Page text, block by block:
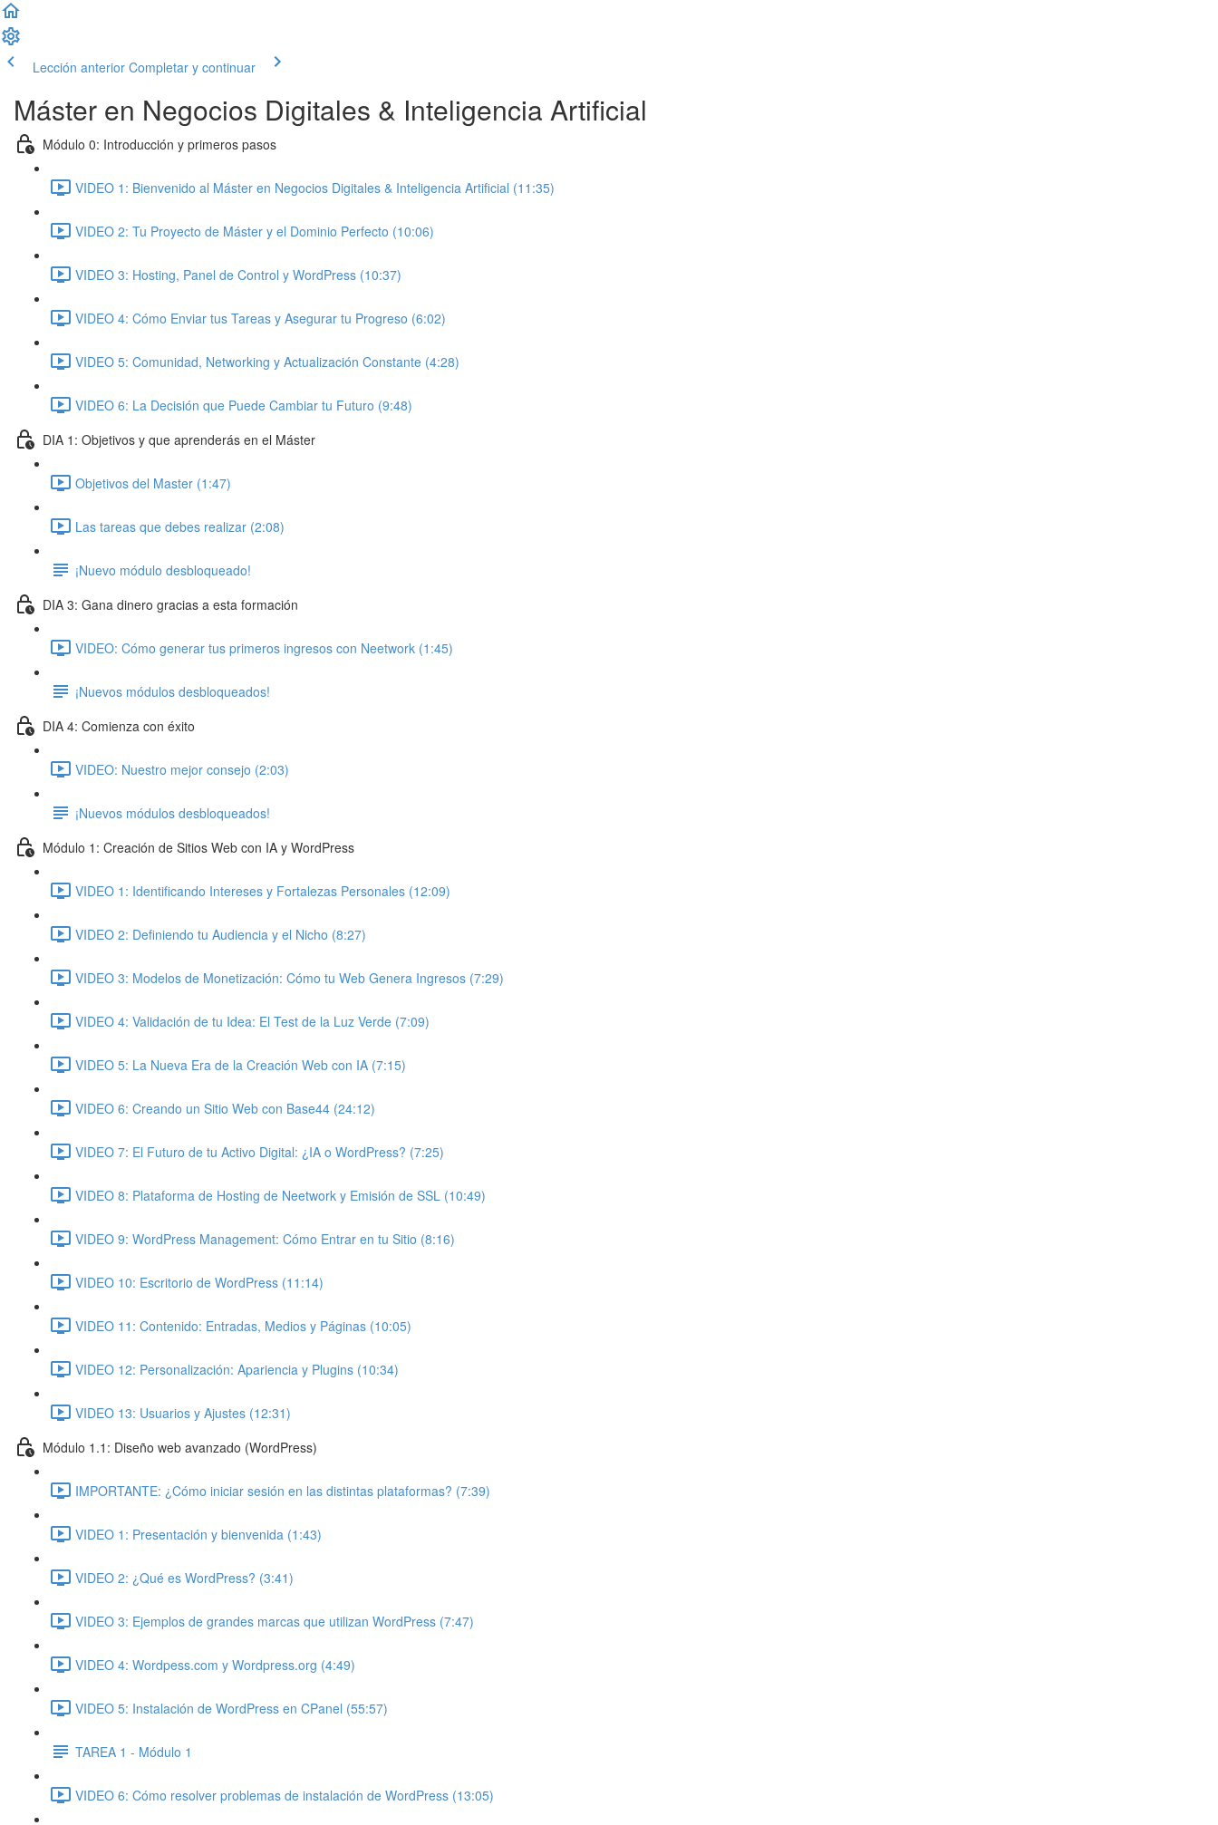
Lección anterior Completar y continuar
Máster en Negocios Digitales & Inteligencia Artificial
Módulo 0: Introducción y primeros pasos
VIDEO 1: Bienvenido al Máster en Negocios Digitales & Inteligencia Artificial (11:35)
VIDEO 2: Tu Proyecto de Máster y el Dominio Perfecto (10:06)
VIDEO 3: Hosting, Panel de Control y WordPress (10:37)
VIDEO 4: Cómo Enviar tus Tareas y Asegurar tu Progreso (6:02)
VIDEO 5: Comunidad, Networking y Actualización Constante (4:28)
VIDEO 6: La Decisión que Puede Cambiar tu Futuro (9:48)
DIA 1: Objetivos y que aprenderás en el Máster
Objetivos del Master (1:47)
Las tareas que debes realizar (2:08)
¡Nuevo módulo desbloqueado!
DIA 3: Gana dinero gracias a esta formación
VIDEO: Cómo generar tus primeros ingresos con Neetwork (1:45)
¡Nuevos módulos desbloqueados!
DIA 4: Comienza con éxito
VIDEO: Nuestro mejor consejo (2:03)
¡Nuevos módulos desbloqueados!
Módulo 1: Creación de Sitios Web con IA y WordPress
VIDEO 1: Identificando Intereses y Fortalezas Personales (12:09)
VIDEO 2: Definiendo tu Audiencia y el Nicho (8:27)
VIDEO 3: Modelos de Monetización: Cómo tu Web Genera Ingresos (7:29)
VIDEO 4: Validación de tu Idea: El Test de la Luz Verde (7:09)
VIDEO 5: La Nueva Era de la Creación Web con IA (7:15)
VIDEO 6: Creando un Sitio Web con Base44 (24:12)
VIDEO 7: El Futuro de tu Activo Digital: ¿IA o WordPress? (7:25)
VIDEO 8: Plataforma de Hosting de Neetwork y Emisión de SSL (10:49)
VIDEO 9: WordPress Management: Cómo Entrar en tu Sitio (8:16)
VIDEO 10: Escritorio de WordPress (11:14)
VIDEO 11: Contenido: Entradas, Medios y Páginas (10:05)
VIDEO 12: Personalización: Apariencia y Plugins (10:34)
VIDEO 13: Usuarios y Ajustes (12:31)
Módulo 1.1: Diseño web avanzado (WordPress)
IMPORTANTE: ¿Cómo iniciar sesión en las distintas plataformas? (7:39)
VIDEO 1: Presentación y bienvenida (1:43)
VIDEO 2: ¿Qué es WordPress? (3:41)
VIDEO 3: Ejemplos de grandes marcas que utilizan WordPress (7:47)
VIDEO 4: Wordpess.com y Wordpress.org (4:49)
VIDEO 5: Instalación de WordPress en CPanel (55:57)
TAREA 1 - Módulo 1
VIDEO 6: Cómo resolver problemas de instalación de WordPress (13:05)